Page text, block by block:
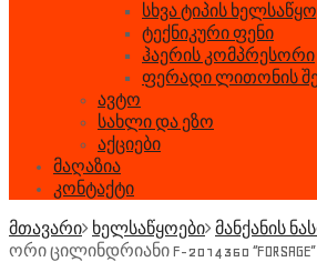
სხვა ტიპის
ტექნიკური ფენი
ჰაერის კომპრესორი
ფერადი ლითონის
ავტო
სახლი და ეზო
აქციები
მაღაზია
კონტაქტი
მთავარი ხელსაწყოები მანქანის
ორი ცილინდრიანი F-2014360 “FORSAGE”